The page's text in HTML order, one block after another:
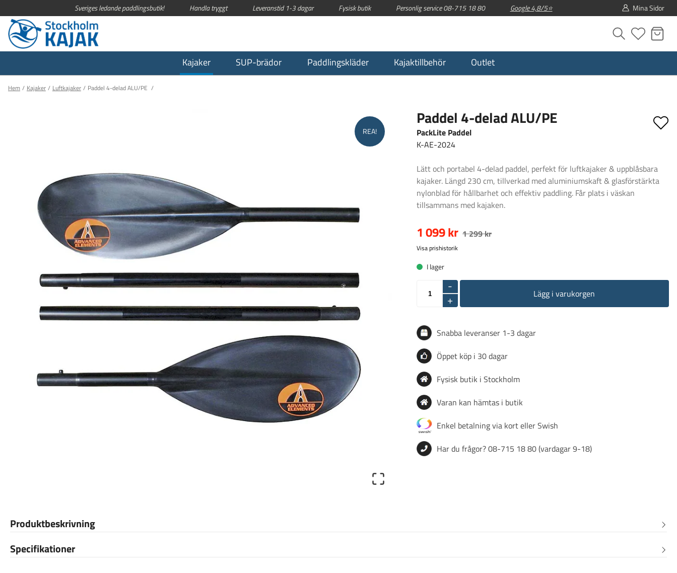
Sveriges ledande paddlingsbutik! Handla tryggt Leveranstid 1-3 dagar Fysisk butik Personlig service 08-715 18 80 Google 4,8/5⭐ Mina Sidor
Kajaker SUP-brädor Paddlingskläder Kajaktillbehör Outlet
Hem Kajaker Luftkajaker Paddel 4-delad ALU/PE
REA!
Paddel 4-delad ALU/PE
PackLite Paddel
K-AE-2024
Lätt och portabel 4-delad paddel, perfekt för luftkajaker & uppblåsbara
kajaker. Längd 230 cm, tillverkad med aluminiumskaft & glasförstärkta
nylonblad för hållbarhet och effektiv paddling. Får plats i väskan
tillsammans med kajaken.
1 099 kr 1 299 kr
Visa prishistorik
I lager
-
+
Lägg i varukorgen
Snabba leveranser 1-3 dagar
Öppet köp i 30 dagar
Fysisk butik i Stockholm
Varan kan hämtas i butik
Enkel betalning via kort eller Swish
Har du frågor? 08-715 18 80 (vardagar 9-18)
Produktbeskrivning
Specifikationer